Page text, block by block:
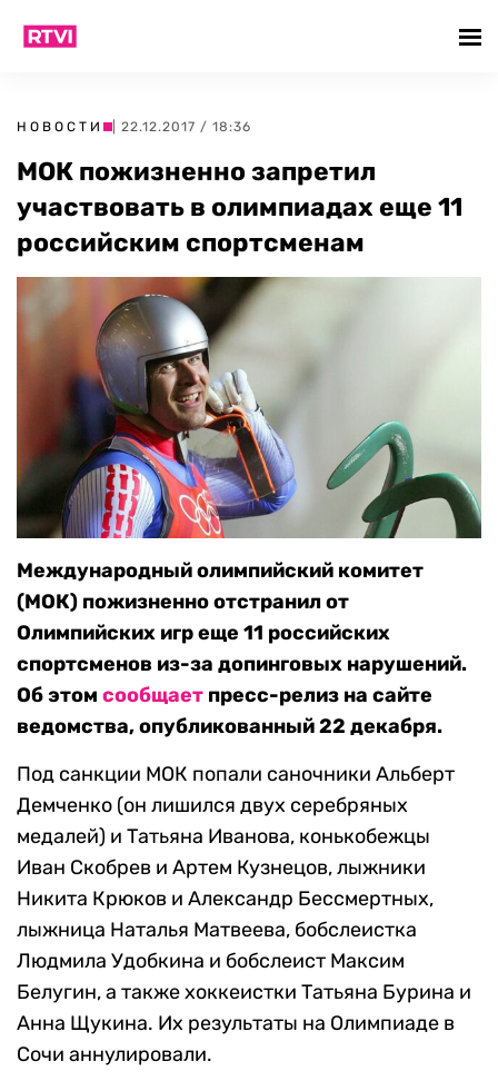
НОВОСТИ | 22.12.2017 / 18:36
МОК пожизненно запретил
участвовать в олимпиадах еще 11
российским спортсменам
Международный олимпийский комитет
(МОК) пожизненно отстранил от
Олимпийских игр еще 11 российских
спортсменов из-за допинговых нарушений.
Об этом сообщает пресс-релиз на сайте
ведомства, опубликованный 22 декабря.
Под санкции МОК попали саночники Альберт
Демченко (он лишился двух серебряных
медалей) и Татьяна Иванова, конькобежцы
Иван Скобрев и Артем Кузнецов, лыжники
Никита Крюков и Александр Бессмертных,
лыжница Наталья Матвеева, бобслеистка
Людмила Удобкина и бобслеист Максим
Белугин, а также хоккеистки Татьяна Бурина и
Анна Щукина. Их результаты на Олимпиаде в
Сочи аннулировали.